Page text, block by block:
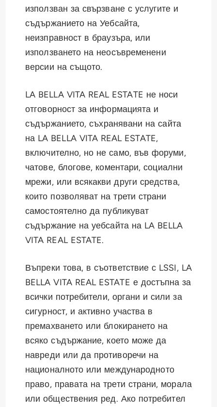
използван за свързване с услугите и
съдържанието на Уебсайта,
неизправност в браузъра, или
използването на неосъвременени
версии на същото.
LA BELLA VITA REAL ESTATE не носи
отговорност за информацията и
съдържанието, съхранявани на сайта
на LA BELLA VITA REAL ESTATE,
включително, но не само, във форуми,
чатове, блогове, коментари, социални
мрежи, или всякакви други средства,
които позволяват на трети страни
самостоятелно да публикуват
съдържание на уебсайта на LA BELLA
VITA REAL ESTATE.
Въпреки това, в съответствие с LSSI, LA
BELLA VITA REAL ESTATE е достъпна за
всички потребители, органи и сили за
сигурност, и активно участва в
премахването или блокирането на
всяко съдържание, което може да
навреди или да противоречи на
националното или международното
право, правата на трети страни, морала
или обществения ред. Ако потребител